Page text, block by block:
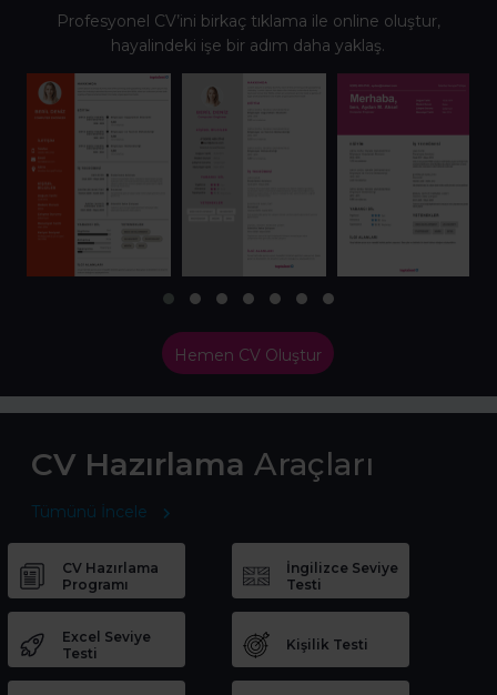
Profesyonel CV’ini birkaç tıklama ile online oluştur,
hayalindeki işe bir adım daha yaklaş.
Hemen CV Oluştur
CV Hazırlama Araçları
Tümünü İncele
CV Hazırlama
Programı
İngilizce Seviye
Testi
Excel Seviye
Testi
Kişilik Testi